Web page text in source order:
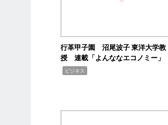
行革甲子園 沼尾波子 東洋大学教
授 連載「よんななエコノミー」
ビジネス